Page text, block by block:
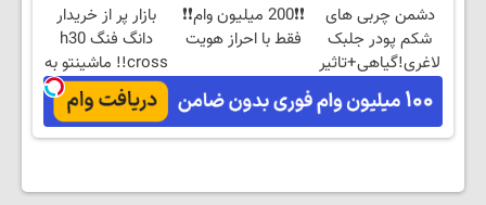
کن
ممکن بفروشش
دشمن چربی های
شکم پودر جلبک
لاغری!گیاهی+تاثیر
فوری
❗❗200 میلیون وام❗❗
فقط با احراز هویت
بازار پر از خریدار
دانگ فنگ h30
cross!! ماشینتو به
راحتی بفروش